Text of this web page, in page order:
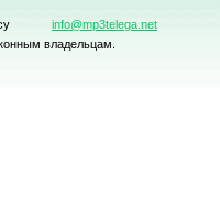
info@mp3telega.net
владельцам.